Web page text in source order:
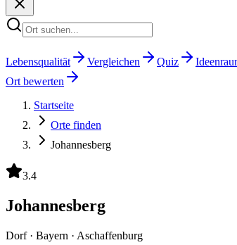
Lebensqualität Vergleichen Quiz
Ort bewerten
Startseite
Orte finden
Johannesberg
3.4
Johannesberg
Dorf · Bayern · Aschaffenburg